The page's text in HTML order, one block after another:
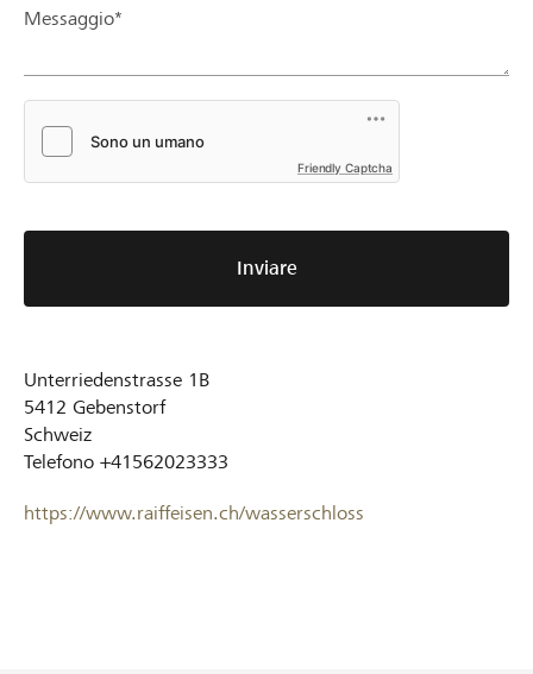
Messaggio*
Friendly Captcha
Inviare
Unterriedenstrasse 1B
5412 Gebenstorf
Schweiz
Telefono +41562023333
https://www.raiffeisen.ch/wasserschloss